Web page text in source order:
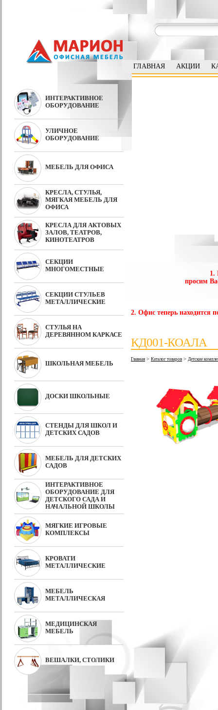
ГЛАВНАЯ АКЦИИ
ИНТЕРАКТИВНОЕ
ОБОРУДОВАНИЕ
УЛИЧНОЕ
ОБОРУДОВАНИЕ
МЕБЕЛЬ ДЛЯ ОФИСА
КРЕСЛА, СТУЛЬЯ,
МЯГКАЯ МЕБЕЛЬ ДЛЯ
ОФИСА
КРЕСЛА ДЛЯ АКТОВЫХ
ЗАЛОВ, ТЕАТРОВ,
КИНОТЕАТРОВ
СЕКЦИИ
МНОГОМЕСТНЫЕ
СЕКЦИИ СТУЛЬЕВ
МЕТАЛЛИЧЕСКИЕ
СТУЛЬЯ НА
ДЕРЕВЯННОМ КАРКАСЕ
ШКОЛЬНАЯ МЕБЕЛЬ
ДОСКИ ШКОЛЬНЫЕ
СТЕНДЫ ДЛЯ ШКОЛ И
ДЕТСКИХ САДОВ
МЕБЕЛЬ ДЛЯ ДЕТСКИХ
САДОВ
ИНТЕРАКТИВНОЕ
ОБОРУДОВАНИЕ ДЛЯ
ДЕТСКОГО САДА И
НАЧАЛЬНОЙ ШКОЛЫ
МЯГКИЕ ИГРОВЫЕ
КОМПЛЕКСЫ
КРОВАТИ
МЕТАЛЛИЧЕСКИЕ
МЕБЕЛЬ
МЕТАЛЛИЧЕСКАЯ
МЕДИЦИНСКАЯ
МЕБЕЛЬ
ВЕШАЛКИ, СТОЛИКИ
1.
просим
2. Офис теперь находится
КД001-КОАЛА
Главная > Каталог товаров > Детские